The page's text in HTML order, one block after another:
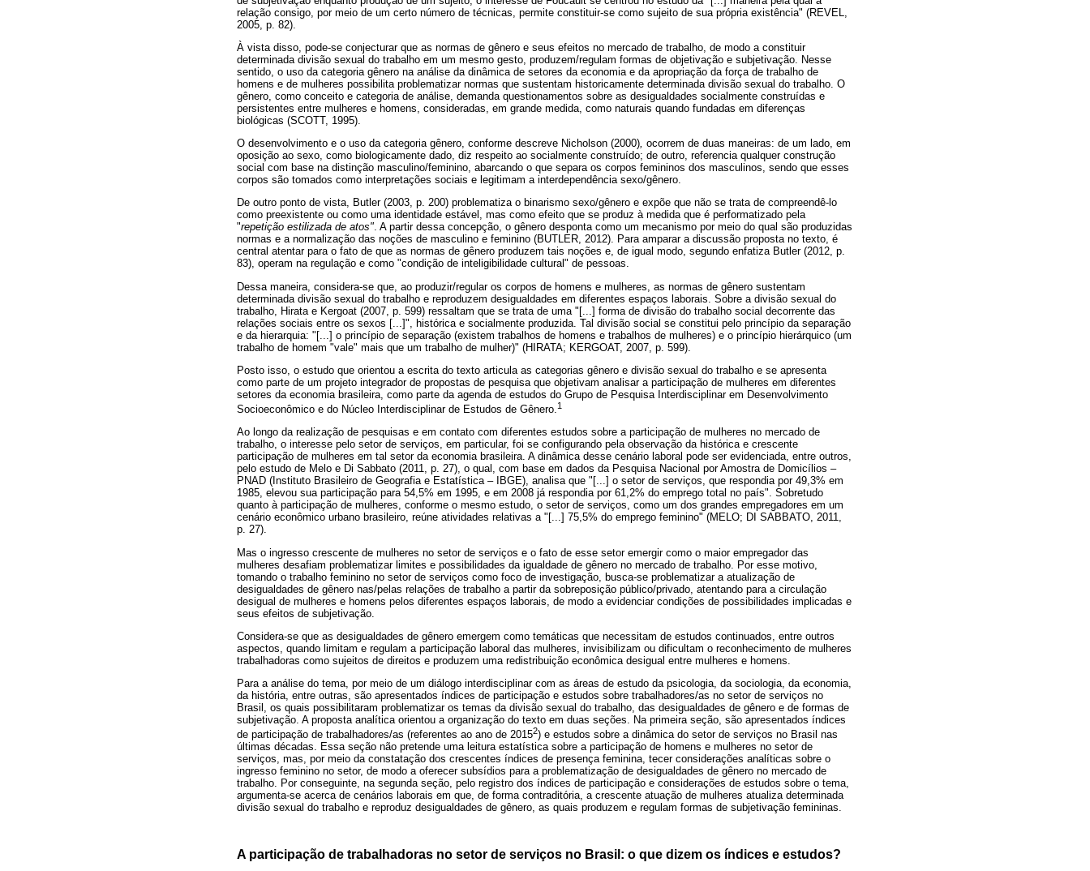
relação consigo, por meio de um certo número de técnicas, permite constituir-se como sujeito de sua própria existência" (REVEL,
2005, p. 82).
À vista disso, pode-se conjecturar que as normas de gênero e seus efeitos no mercado de trabalho, de modo a constituir
determinada divisão sexual do trabalho em um mesmo gesto, produzem/regulam formas de objetivação e subjetivação. Nesse
sentido, o uso da categoria gênero na análise da dinâmica de setores da economia e da apropriação da força de trabalho de
homens e de mulheres possibilita problematizar normas que sustentam historicamente determinada divisão sexual do trabalho. O
gênero, como conceito e categoria de análise, demanda questionamentos sobre as desigualdades socialmente construídas e
persistentes entre mulheres e homens, consideradas, em grande medida, como naturais quando fundadas em diferenças
biológicas (SCOTT, 1995).
O desenvolvimento e o uso da categoria gênero, conforme descreve Nicholson (2000), ocorrem de duas maneiras: de um lado, em
oposição ao sexo, como biologicamente dado, diz respeito ao socialmente construído; de outro, referencia qualquer construção
social com base na distinção masculino/feminino, abarcando o que separa os corpos femininos dos masculinos, sendo que esses
corpos são tomados como interpretações sociais e legitimam a interdependência sexo/gênero.
De outro ponto de vista, Butler (2003, p. 200) problematiza o binarismo sexo/gênero e expõe que não se trata de compreendê-lo
como preexistente ou como uma identidade estável, mas como efeito que se produz à medida que é performatizado pela
"repetição estilizada de atos". A partir dessa concepção, o gênero desponta como um mecanismo por meio do qual são produzidas
normas e a normalização das noções de masculino e feminino (BUTLER, 2012). Para amparar a discussão proposta no texto, é
central atentar para o fato de que as normas de gênero produzem tais noções e, de igual modo, segundo enfatiza Butler (2012, p.
83), operam na regulação e como "condição de inteligibilidade cultural" de pessoas.
Dessa maneira, considera-se que, ao produzir/regular os corpos de homens e mulheres, as normas de gênero sustentam
determinada divisão sexual do trabalho e reproduzem desigualdades em diferentes espaços laborais. Sobre a divisão sexual do
trabalho, Hirata e Kergoat (2007, p. 599) ressaltam que se trata de uma "[...] forma de divisão do trabalho social decorrente das
relações sociais entre os sexos [...]", histórica e socialmente produzida. Tal divisão social se constitui pelo princípio da separação
e da hierarquia: "[...] o princípio de separação (existem trabalhos de homens e trabalhos de mulheres) e o princípio hierárquico (um
trabalho de homem "vale" mais que um trabalho de mulher)" (HIRATA; KERGOAT, 2007, p. 599).
Posto isso, o estudo que orientou a escrita do texto articula as categorias gênero e divisão sexual do trabalho e se apresenta
como parte de um projeto integrador de propostas de pesquisa que objetivam analisar a participação de mulheres em diferentes
setores da economia brasileira, como parte da agenda de estudos do Grupo de Pesquisa Interdisciplinar em Desenvolvimento
Socioeconômico e do Núcleo Interdisciplinar de Estudos de Gênero.1
Ao longo da realização de pesquisas e em contato com diferentes estudos sobre a participação de mulheres no mercado de
trabalho, o interesse pelo setor de serviços, em particular, foi se configurando pela observação da histórica e crescente
participação de mulheres em tal setor da economia brasileira. A dinâmica desse cenário laboral pode ser evidenciada, entre outros,
pelo estudo de Melo e Di Sabbato (2011, p. 27), o qual, com base em dados da Pesquisa Nacional por Amostra de Domicílios –
PNAD (Instituto Brasileiro de Geografia e Estatística – IBGE), analisa que "[...] o setor de serviços, que respondia por 49,3% em
1985, elevou sua participação para 54,5% em 1995, e em 2008 já respondia por 61,2% do emprego total no país". Sobretudo
quanto à participação de mulheres, conforme o mesmo estudo, o setor de serviços, como um dos grandes empregadores em um
cenário econômico urbano brasileiro, reúne atividades relativas a "[...] 75,5% do emprego feminino" (MELO; DI SABBATO, 2011,
p. 27).
Mas o ingresso crescente de mulheres no setor de serviços e o fato de esse setor emergir como o maior empregador das
mulheres desafiam problematizar limites e possibilidades da igualdade de gênero no mercado de trabalho. Por esse motivo,
tomando o trabalho feminino no setor de serviços como foco de investigação, busca-se problematizar a atualização de
desigualdades de gênero nas/pelas relações de trabalho a partir da sobreposição público/privado, atentando para a circulação
desigual de mulheres e homens pelos diferentes espaços laborais, de modo a evidenciar condições de possibilidades implicadas e
seus efeitos de subjetivação.
Considera-se que as desigualdades de gênero emergem como temáticas que necessitam de estudos continuados, entre outros
aspectos, quando limitam e regulam a participação laboral das mulheres, invisibilizam ou dificultam o reconhecimento de mulheres
trabalhadoras como sujeitos de direitos e produzem uma redistribuição econômica desigual entre mulheres e homens.
Para a análise do tema, por meio de um diálogo interdisciplinar com as áreas de estudo da psicologia, da sociologia, da economia,
da história, entre outras, são apresentados índices de participação e estudos sobre trabalhadores/as no setor de serviços no
Brasil, os quais possibilitaram problematizar os temas da divisão sexual do trabalho, das desigualdades de gênero e de formas de
subjetivação. A proposta analítica orientou a organização do texto em duas seções. Na primeira seção, são apresentados índices
de participação de trabalhadores/as (referentes ao ano de 20152) e estudos sobre a dinâmica do setor de serviços no Brasil nas
últimas décadas. Essa seção não pretende uma leitura estatística sobre a participação de homens e mulheres no setor de
serviços, mas, por meio da constatação dos crescentes índices de presença feminina, tecer considerações analíticas sobre o
ingresso feminino no setor, de modo a oferecer subsídios para a problematização de desigualdades de gênero no mercado de
trabalho. Por conseguinte, na segunda seção, pelo registro dos índices de participação e considerações de estudos sobre o tema,
argumenta-se acerca de cenários laborais em que, de forma contraditória, a crescente atuação de mulheres atualiza determinada
divisão sexual do trabalho e reproduz desigualdades de gênero, as quais produzem e regulam formas de subjetivação femininas.
A participação de trabalhadoras no setor de serviços no Brasil: o que dizem os índices e estudos?